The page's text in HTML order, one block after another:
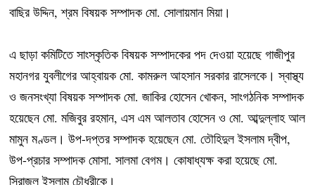
বাছির উদ্দিন, শ্রম বিষয়ক সম্পাদক মো. সোলায়মান মিয়া।
এ ছাড়া কমিটিতে সাংস্কৃতিক বিষয়ক সম্পাদকের পদ দেওয়া হয়েছে গাজীপুর
মহানগর যুবলীগের আহ্বায়ক মো. কামরুল আহসান সরকার রাসেলকে। স্বাস্থ্য
ও জনসংখ্যা বিষয়ক সম্পাদক মো. জাকির হোসেন খোকন, সাংগঠনিক সম্পাদক
হয়েছেন মো. মজিবুর রহমান, এস এম আলতাব হোসেন ও মো. আব্দুল্লাহ আল
মামুন মণ্ডল। উপ-দপ্তর সম্পাদক হয়েছেন মো. তৌহিদুল ইসলাম দ্বীপ,
উপ-প্রচার সম্পাদক মোসা. সালমা বেগম। কোষাধ্যক্ষ করা হয়েছে মো.
সিরাজুল ইসলাম চৌধুরীকে।